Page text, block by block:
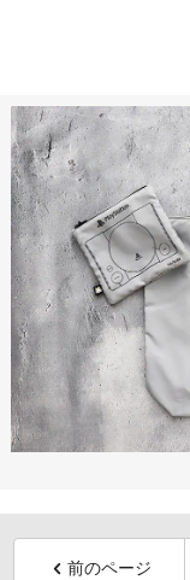
前のページ